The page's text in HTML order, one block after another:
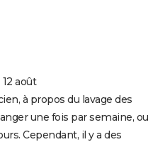
août
à propos du lavage des
une fois par semaine, ou
Cependant, il y a des